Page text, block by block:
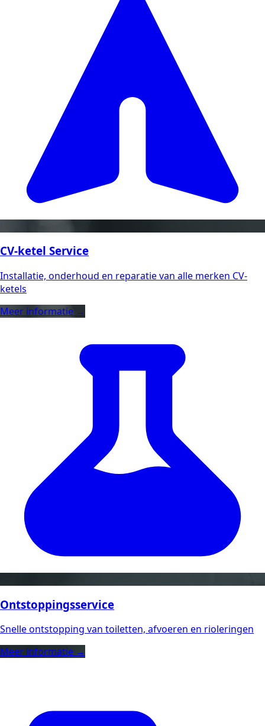
CV-ketel Service
Installatie, onderhoud en reparatie van alle merken CV-
ketels
Meer informatie →
Ontstoppingsservice
Snelle ontstopping van toiletten, afvoeren en rioleringen
Meer informatie →